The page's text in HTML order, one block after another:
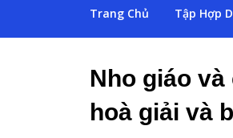
Trang Chủ Tập Hợp
Nho giáo
hoà giải và